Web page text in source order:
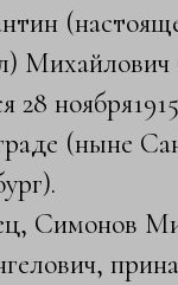
28
(ныне
Симонов